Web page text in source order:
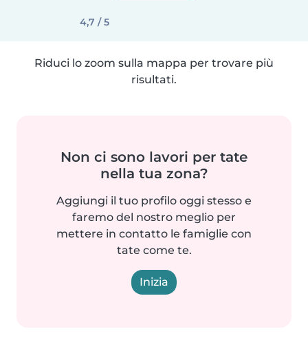
4,7 / 5
Riduci lo zoom sulla mappa per trovare più
risultati.
Non ci sono lavori per tate
nella tua zona?
Aggiungi il tuo profilo oggi stesso e
faremo del nostro meglio per
mettere in contatto le famiglie con
tate come te.
Inizia